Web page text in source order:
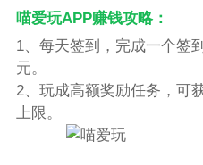
喵爱玩APP赚钱攻略：
1、每天签到，完成一个签
元。
2、玩成高额奖励任务，可
上限。